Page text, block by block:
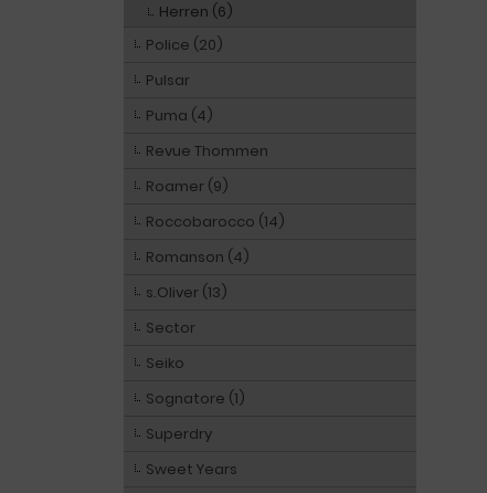
Herren (6)
Police (20)
Pulsar
Puma (4)
Revue Thommen
Roamer (9)
Roccobarocco (14)
Romanson (4)
s.Oliver (13)
Sector
Seiko
Sognatore (1)
Superdry
Sweet Years